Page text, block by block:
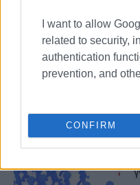
I want to allow
related to security,
authentication
prevention, and
CONFIRM